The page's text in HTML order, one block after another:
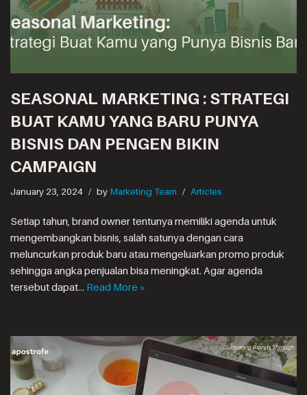
SEASONAL MARKETING : STRATEGI
BUAT KAMU YANG BARU PUNYA
BISNIS DAN PENGEN BIKIN
CAMPAIGN
January 23, 2024 by Marketing Team Articles
Setiap tahun, brand owner tentunya memiliki agenda untuk
mengembangkan bisnis, salah satunya dengan cara
meluncurkan produk baru atau mengeluarkan promo produk
sehingga angka penjualan bisa meningkat. Agar agenda
tersebut dapat… Read More »